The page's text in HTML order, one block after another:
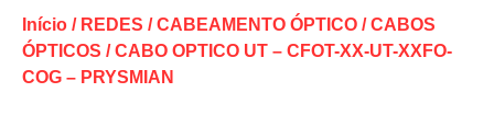
Início / REDES /CABEAMENTO ÓPTICO /CABOS
ÓPTICOS / CABO OPTICO UT – CFOT-XX-UT-XXFO-
COG – PRYSMIAN